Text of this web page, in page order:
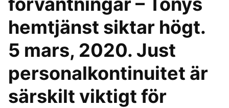
hemtjänst siktar högt.
5 mars, 2020. Just
personalkontinuitet är
särskilt viktigt för